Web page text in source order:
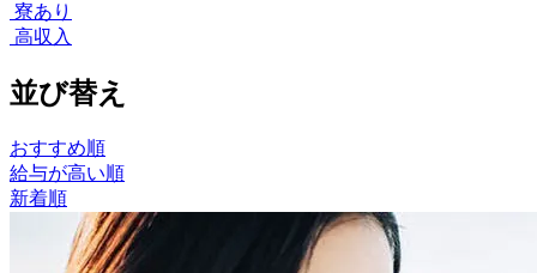
寮あり
高収入
並び替え
おすすめ順
給与が高い順
新着順